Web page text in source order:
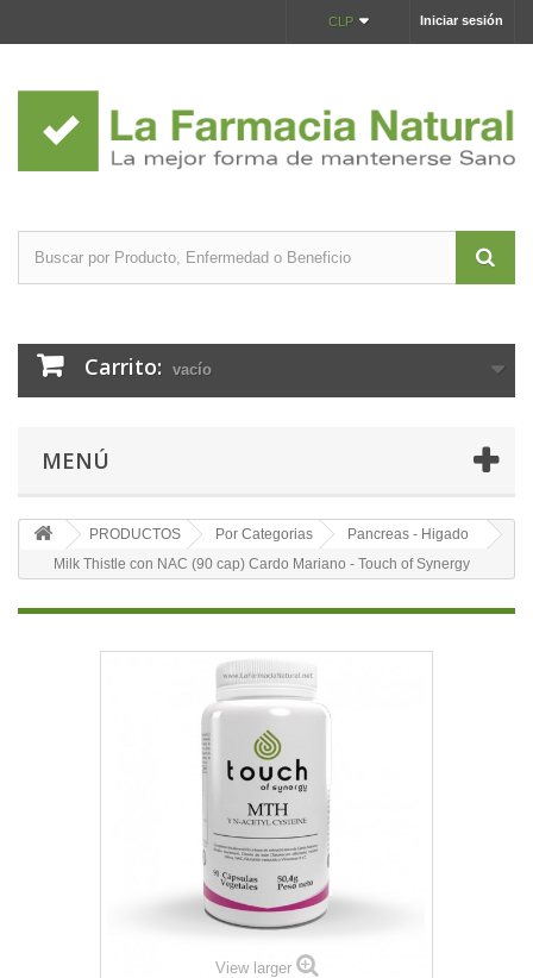
Iniciar sesión
CLP
Carrito: vacío
MENÚ
PRODUCTOS Por Categorias
Pancreas - Higado
Milk Thistle con NAC (90 cap) Cardo Mariano - Touch of Synergy
View larger